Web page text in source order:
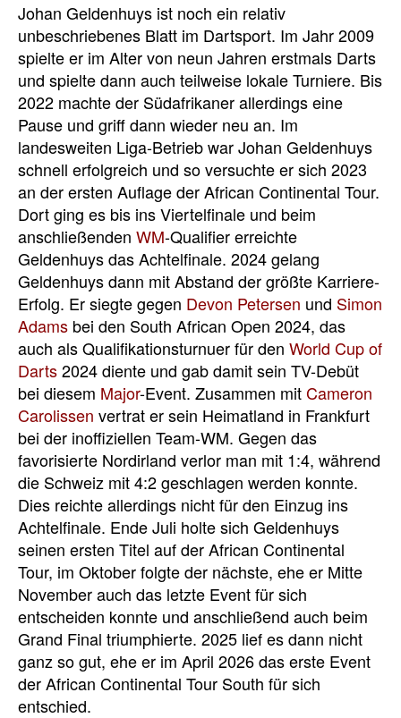
Johan Geldenhuys ist noch ein relativ
unbeschriebenes Blatt im Dartsport. Im Jahr 2009
spielte er im Alter von neun Jahren erstmals Darts
und spielte dann auch teilweise lokale Turniere. Bis
2022 machte der Südafrikaner allerdings eine
Pause und griff dann wieder neu an. Im
landesweiten Liga-Betrieb war Johan Geldenhuys
schnell erfolgreich und so versuchte er sich 2023
an der ersten Auflage der African Continental Tour.
Dort ging es bis ins Viertelfinale und beim
anschließenden WM-Qualifier erreichte
Geldenhuys das Achtelfinale. 2024 gelang
Geldenhuys dann mit Abstand der größte Karriere-
Erfolg. Er siegte gegen Devon Petersen und Simon
Adams bei den South African Open 2024, das
auch als Qualifikationsturnuer für den World Cup of
Darts2024 diente und gab damit sein TV-Debüt
bei diesem Major-Event. Zusammen mitCameron
Carolissen vertrat er sein Heimatland in Frankfurt
bei der inoffiziellen Team-WM. Gegen das
favorisierte Nordirland verlor man mit 1:4, während
die Schweiz mit 4:2 geschlagen werden konnte.
Dies reichte allerdings nicht für den Einzug ins
Achtelfinale. Ende Juli holte sich Geldenhuys
seinen ersten Titel auf der African Continental
Tour, im Oktober folgte der nächste, ehe er Mitte
November auch das letzte Event für sich
entscheiden konnte und anschließend auch beim
Grand Final triumphierte. 2025 lief es dann nicht
ganz so gut, ehe er im April 2026 das erste Event
der African Continental Tour South für sich
entschied.